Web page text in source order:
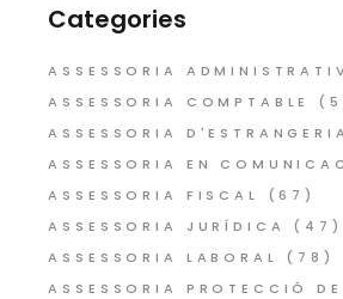
Categories
ASSESSORIA
ASSESSORIA COMPTABLE
ASSESSORIA D'ESTRANGERIA
ASSESSORIA EN
ASSESSORIA FISCAL
(67)
ASSESSORIA JURÍDICA
(47)
ASSESSORIA LABORAL
(78)
ASSESSORIA PROTECCIÓ DE